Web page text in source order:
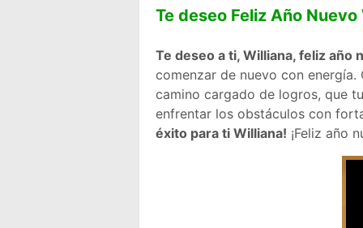
Te deseo Feliz Año Nuevo
Te deseo a ti, Williana, feliz año
comenzar de nuevo con
camino cargado de logros, que
enfrentar los obstáculos con
éxito para ti Williana! ¡Feliz año